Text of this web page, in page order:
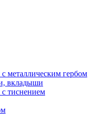
металлическим гербом
вкладыши
тиснением